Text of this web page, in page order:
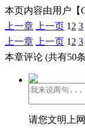
本页内容由用户【
上一章
上一页 1 2 3
上一章
上一页 1 2 3
本章评论 (共有50
请您文明上